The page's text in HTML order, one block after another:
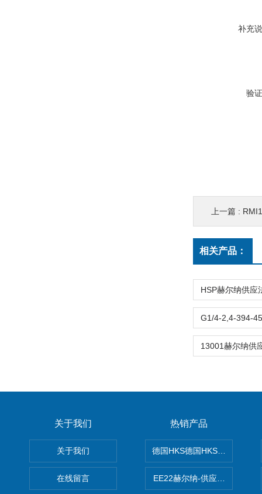
补充
验
上一篇 :
相关产品：
关于我们
关于我们
在线留言
热销产品
德国HKS德国HKS液压旋转摆
EE22赫尔纳-供应